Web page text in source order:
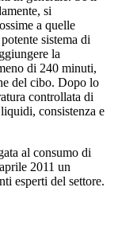
si
a quelle
sistema di
la
di 240 minuti,
del cibo. Dopo lo
controllata di
consistenza e
al consumo di
2011 un
esperti del settore.